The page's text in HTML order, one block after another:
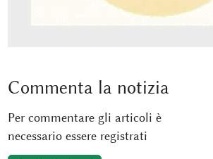
Commenta la notizia
Per commentare gli articoli è
necessario essere registrati